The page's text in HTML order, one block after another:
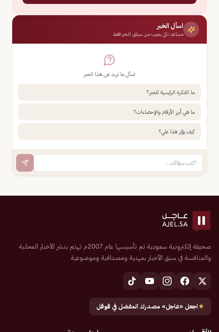
اسأل الخبر
مساعد ذكي يجيب من سياق الخبر فقط
اسأل ما تريد عن هذا الخبر
ما الفكرة الرئيسية للخبر؟
ما هي أبرز الأرقام والإحصاءات؟
كيف يؤثر هذا علي؟
صحيفة إلكترونية سعودية تم تأسيسها عام 2007م تهتم بنشر الأخبار المحلية
والمنافسة في سبق الأخبار بمهنية ومصداقية وموضوعية
★اجعل «عاجل» مصدرك المفضل في قوقل